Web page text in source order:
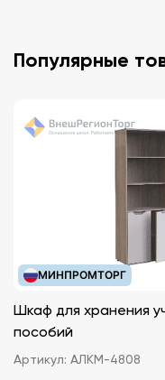
Популярные
МИНПРОМТОРГ
Шкаф для хранения
пособий
Артикул: АЛКМ-4808